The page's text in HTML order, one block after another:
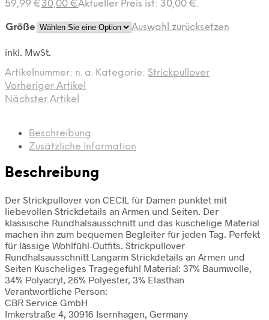
59,99 €30,00 €Aktueller Preis ist: 30,00 €.
Größe Auswahl zurücksetzen
inkl. MwSt.
Artikelnummer: n. a. Kategorie: Strickpullover
Vorheriger Artikel
Nächster Artikel
Beschreibung
Zusätzliche Information
Beschreibung
Der Strickpullover von CECIL für Damen punktet mit
liebevollen Strickdetails an Armen und Seiten. Der
klassische Rundhalsausschnitt und das kuschelige Material
machen ihn zum bequemen Begleiter für jeden Tag. Perfekt
für lässige Wohlfühl-Outfits. Strickpullover
Rundhalsausschnitt Langarm Strickdetails an Armen und
Seiten Kuscheliges Tragegefühl Material: 37% Baumwolle,
34% Polyacryl, 26% Polyester, 3% Elasthan
Verantwortliche Person:
CBR Service GmbH
Imkerstraße 4, 30916 Isernhagen, Germany